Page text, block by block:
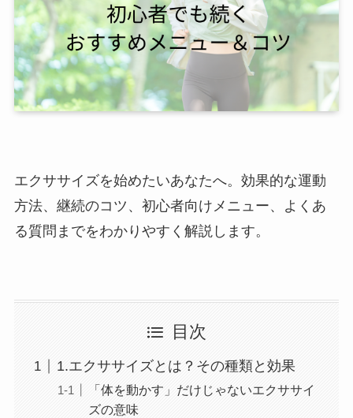
エクササイズを始めたいあなたへ。効果的な運動
方法、継続のコツ、初心者向けメニュー、よくあ
る質問までをわかりやすく解説します。
目次
1.エクササイズとは？その種類と効果
「体を動かす」だけじゃないエクササイ
ズの意味